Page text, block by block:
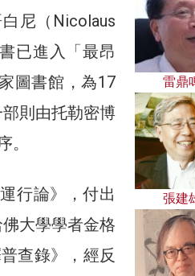
尼（Nicolaus
已進入「最昂
圖書館，為17
則由托勒密博
。
行論》，付出
大學學者金格
查錄》，經反
雷鼎
張建